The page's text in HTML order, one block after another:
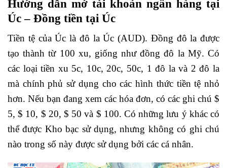
Hướng dẫn mở tài khoản ngân hàng tại
Úc – Đồng tiền tại Úc
Tiền tệ của Úc là đô la Úc (AUD). Đồng đô la được
tạo thành từ 100 xu, giống như đồng đô la Mỹ. Có
các loại tiền xu 5c, 10c, 20c, 50c, 1 đô la và 2 đô la
mà chính phủ sử dụng cho các hình thức tiền tệ nhỏ
hơn. Nếu bạn đang xem các hóa đơn, có các ghi chú $
5, $ 10, $ 20, $ 50 và $ 100. Có những lưu ý khác có
thể được Kho bạc sử dụng, nhưng không có ghi chú
nào trong số này được sử dụng bởi các cá nhân.